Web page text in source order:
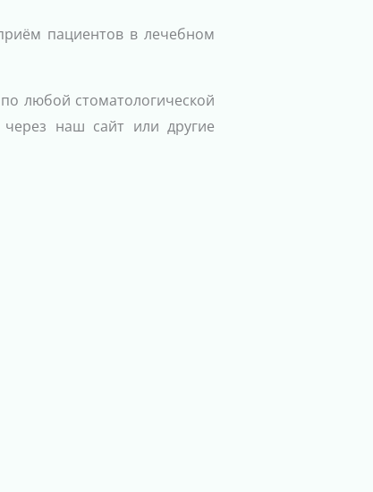
пациентов в лечебном
любой стоматологической
наш сайт или другие